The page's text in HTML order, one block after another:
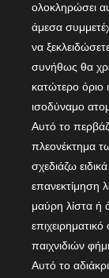
ολοκληρώσει
άμεσα
να
συνήθως θα
κατώτερο όριο
ισοδύναμο
Αυτό το
πλεονέκτημα
σχεδιάζω
επανεκτίμηση
μαύρη λίστα ή
παιχνιδιών
Αυτό το